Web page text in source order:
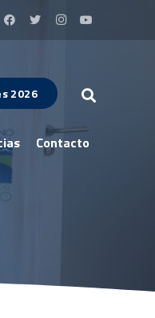
2026
Contacto